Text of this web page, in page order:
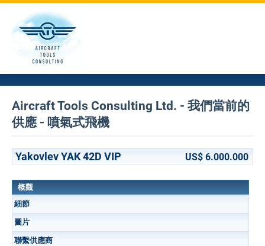
Aircraft Tools Consulting Ltd. - 我們當前的
供應 - 噴氣式飛機
Yakovlev YAK 42D VIP US$ 6.000.000
概觀
細節
圖片
聯繫供應商